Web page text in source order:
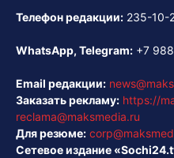
Телефон редакции: 235-10-
WhatsApp, Telegram: +7
Email редакции:
Заказать рекламу: https://
reclama@maksmedia.ru
Для резюме:
Сетевое издание